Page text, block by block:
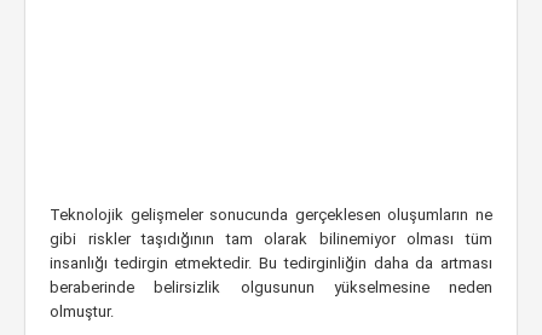
Teknolojik gelişmeler sonucunda gerçeklesen oluşumların ne
gibi riskler taşıdığının tam olarak bilinemiyor olması tüm
insanlığı tedirgin etmektedir. Bu tedirginliğin daha da artması
beraberinde belirsizlik olgusunun yükselmesine neden
olmuştur.